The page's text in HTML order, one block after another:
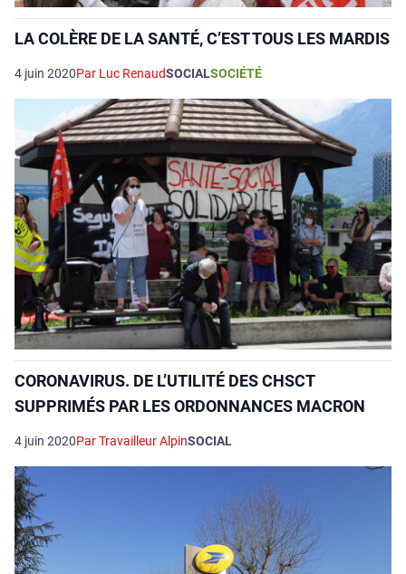
LA COLÈRE DE LA SANTÉ, C’EST TOUS LES MARDIS
4 juin 2020Par Luc RenaudSOCIALSOCIÉTÉ
CORONAVIRUS. DE L’UTILITÉ DES CHSCT
SUPPRIMÉS PAR LES ORDONNANCES MACRON
4 juin 2020Par Travailleur AlpinSOCIAL